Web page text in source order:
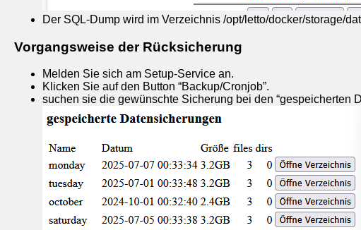
Der SQL-Dump wird im Verzeichnis /opt/letto/docker/storage/
Vorgangsweise der Rücksicherung
Melden Sie sich am Setup-Service an.
Klicken Sie auf den Button “Backup/Cronjob”.
suchen sie die gewünschte Sicherung bei den “gespeicherten